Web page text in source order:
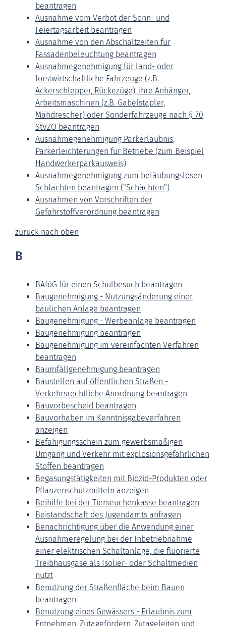
beantragen
Ausnahme vom Verbot der Sonn- und
Feiertagsarbeit beantragen
Ausnahme von den Abschaltzeiten für
Fassadenbeleuchtung beantragen
Ausnahmegenehmigung für land- oder
forstwirtschaftliche Fahrzeuge (z.B.
Ackerschlepper, Rückezüge), ihre Anhänger,
Arbeitsmaschinen (z.B. Gabelstapler,
Mähdrescher) oder Sonderfahrzeuge nach § 70
StVZO beantragen
Ausnahmegenehmigung Parkerlaubnis,
Parkerleichterungen für Betriebe (zum Beispiel
Handwerkerparkausweis)
Ausnahmegenehmigung zum betäubungslosen
Schlachten beantragen ("Schächten")
Ausnahmen von Vorschriften der
Gefahrstoffverordnung beantragen
zurück nach oben
B
BAföG für einen Schulbesuch beantragen
Baugenehmigung - Nutzungsänderung einer
baulichen Anlage beantragen
Baugenehmigung - Werbeanlage beantragen
Baugenehmigung beantragen
Baugenehmigung im vereinfachten Verfahren
beantragen
Baumfällgenehmigung beantragen
Baustellen auf öffentlichen Straßen -
Verkehrsrechtliche Anordnung beantragen
Bauvorbescheid beantragen
Bauvorhaben im Kenntnisgabeverfahren
anzeigen
Befähigungsschein zum gewerbsmäßigen
Umgang und Verkehr mit explosionsgefährlichen
Stoffen beantragen
Begasungstätigkeiten mit Biozid-Produkten oder
Pflanzenschutzmitteln anzeigen
Beihilfe bei der Tierseuchenkasse beantragen
Beistandschaft des Jugendamts anfragen
Benachrichtigung über die Anwendung einer
Ausnahmeregelung bei der Inbetriebnahme
einer elektrischen Schaltanlage, die fluorierte
Treibhausgase als Isolier- oder Schaltmedien
nutzt
Benutzung der Straßenfläche beim Bauen
beantragen
Benutzung eines Gewässers - Erlaubnis zum
Entnehmen, Zutagefördern, Zutageleiten und